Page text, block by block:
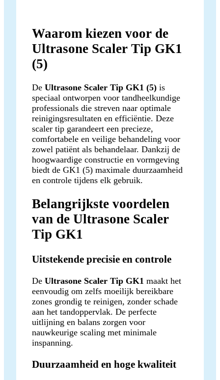
Waarom kiezen voor de
Ultrasone Scaler Tip GK1
(5)
De Ultrasone Scaler Tip GK1 (5) is
speciaal ontworpen voor tandheelkundige
professionals die streven naar optimale
reinigingsresultaten en efficiëntie. Deze
scaler tip garandeert een precieze,
comfortabele en veilige behandeling voor
zowel patiënt als behandelaar. Dankzij de
hoogwaardige constructie en vormgeving
biedt de GK1 (5) maximale duurzaamheid
en controle tijdens elk gebruik.
Belangrijkste voordelen
van de Ultrasone Scaler
Tip GK1
Uitstekende precisie en controle
De Ultrasone Scaler Tip GK1 maakt het
eenvoudig om zelfs moeilijk bereikbare
zones grondig te reinigen, zonder schade
aan het tandoppervlak. De perfecte
uitlijning en balans zorgen voor
nauwkeurige scaling met minimale
inspanning.
Duurzaamheid en hoge kwaliteit